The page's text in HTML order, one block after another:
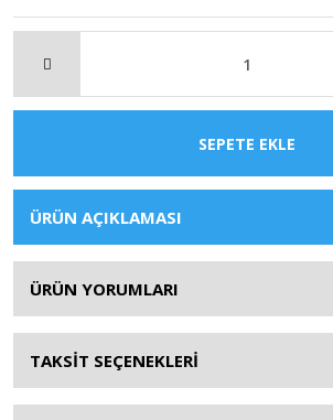
SEPETE EKLE
ÜRÜN AÇIKLAMASI
ÜRÜN YORUMLARI
TAKSİT SEÇENEKLERİ